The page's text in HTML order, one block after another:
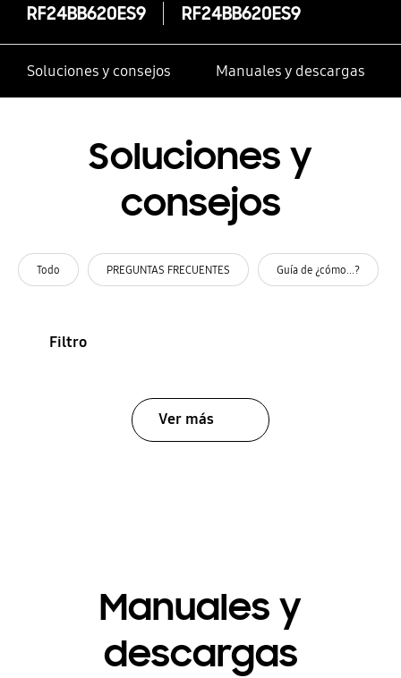
RF24BB620ES9 RF24BB620ES9
Soluciones y consejos Manuales y descargas
Soluciones y
consejos
Todo PREGUNTAS FRECUENTES Guía de ¿cómo...?
Filtro
Ver más
Manuales y
descargas